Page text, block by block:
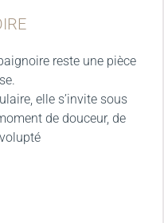
reste une pièce
elle s’invite sous
de douceur, de